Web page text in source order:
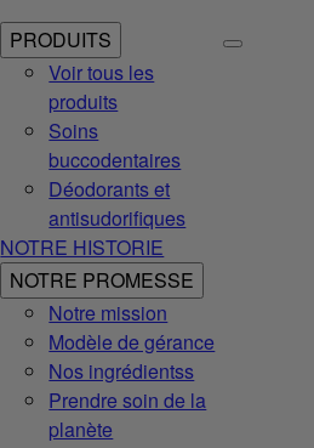
PRODUITS
Voir tous les
produits
Soins
buccodentaires
Déodorants et
antisudorifiques
NOTRE HISTORIE
NOTRE PROMESSE
Notre mission
Modèle de gérance
Nos ingrédientss
Prendre soin de la
planète